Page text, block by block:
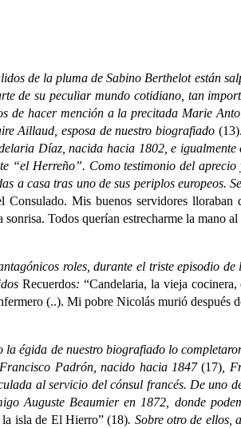
de la pluma de Sabino Berthelot están
de su peculiar mundo cotidiano, tan
de hacer mención a la precitada Marie
Aillaud, esposa de nuestro biografiado (13).
Díaz, nacida hacia 1802, e
“el Herreño”. Como testimonio del
a casa tras uno de sus periplos europeos.
Consulado. Mis buenos servidores
Todos querían estrecharme la mano
roles, durante el triste episodio de
Recuerdos: “Candelaria, la vieja
(..). Mi pobre Nicolás murió después
de nuestro biografiado lo
Padrón, nacido hacia 1847(17) ,
al servicio del cónsul francés. De uno
Auguste Beaumier en 1872, donde
la isla de El Hierro” (18). Sobre otro de ellos,